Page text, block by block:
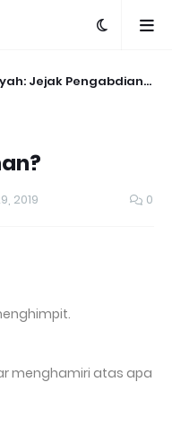
Jejak Pengabdian
2019 0
menghamiri atas apa